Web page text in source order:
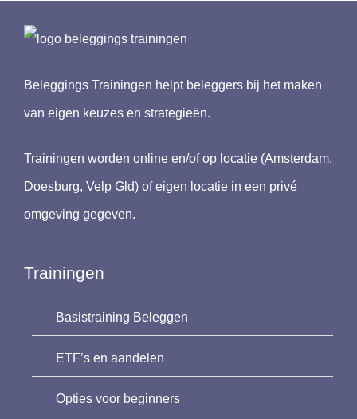
Beleggings Trainingen helpt beleggers bij het maken
van eigen keuzes en strategieën.
Trainingen worden online en/of op locatie (Amsterdam,
Doesburg, Velp Gld) of eigen locatie in een privé
omgeving gegeven.
Trainingen
Basistraining Beleggen
ETF’s en aandelen
Opties voor beginners